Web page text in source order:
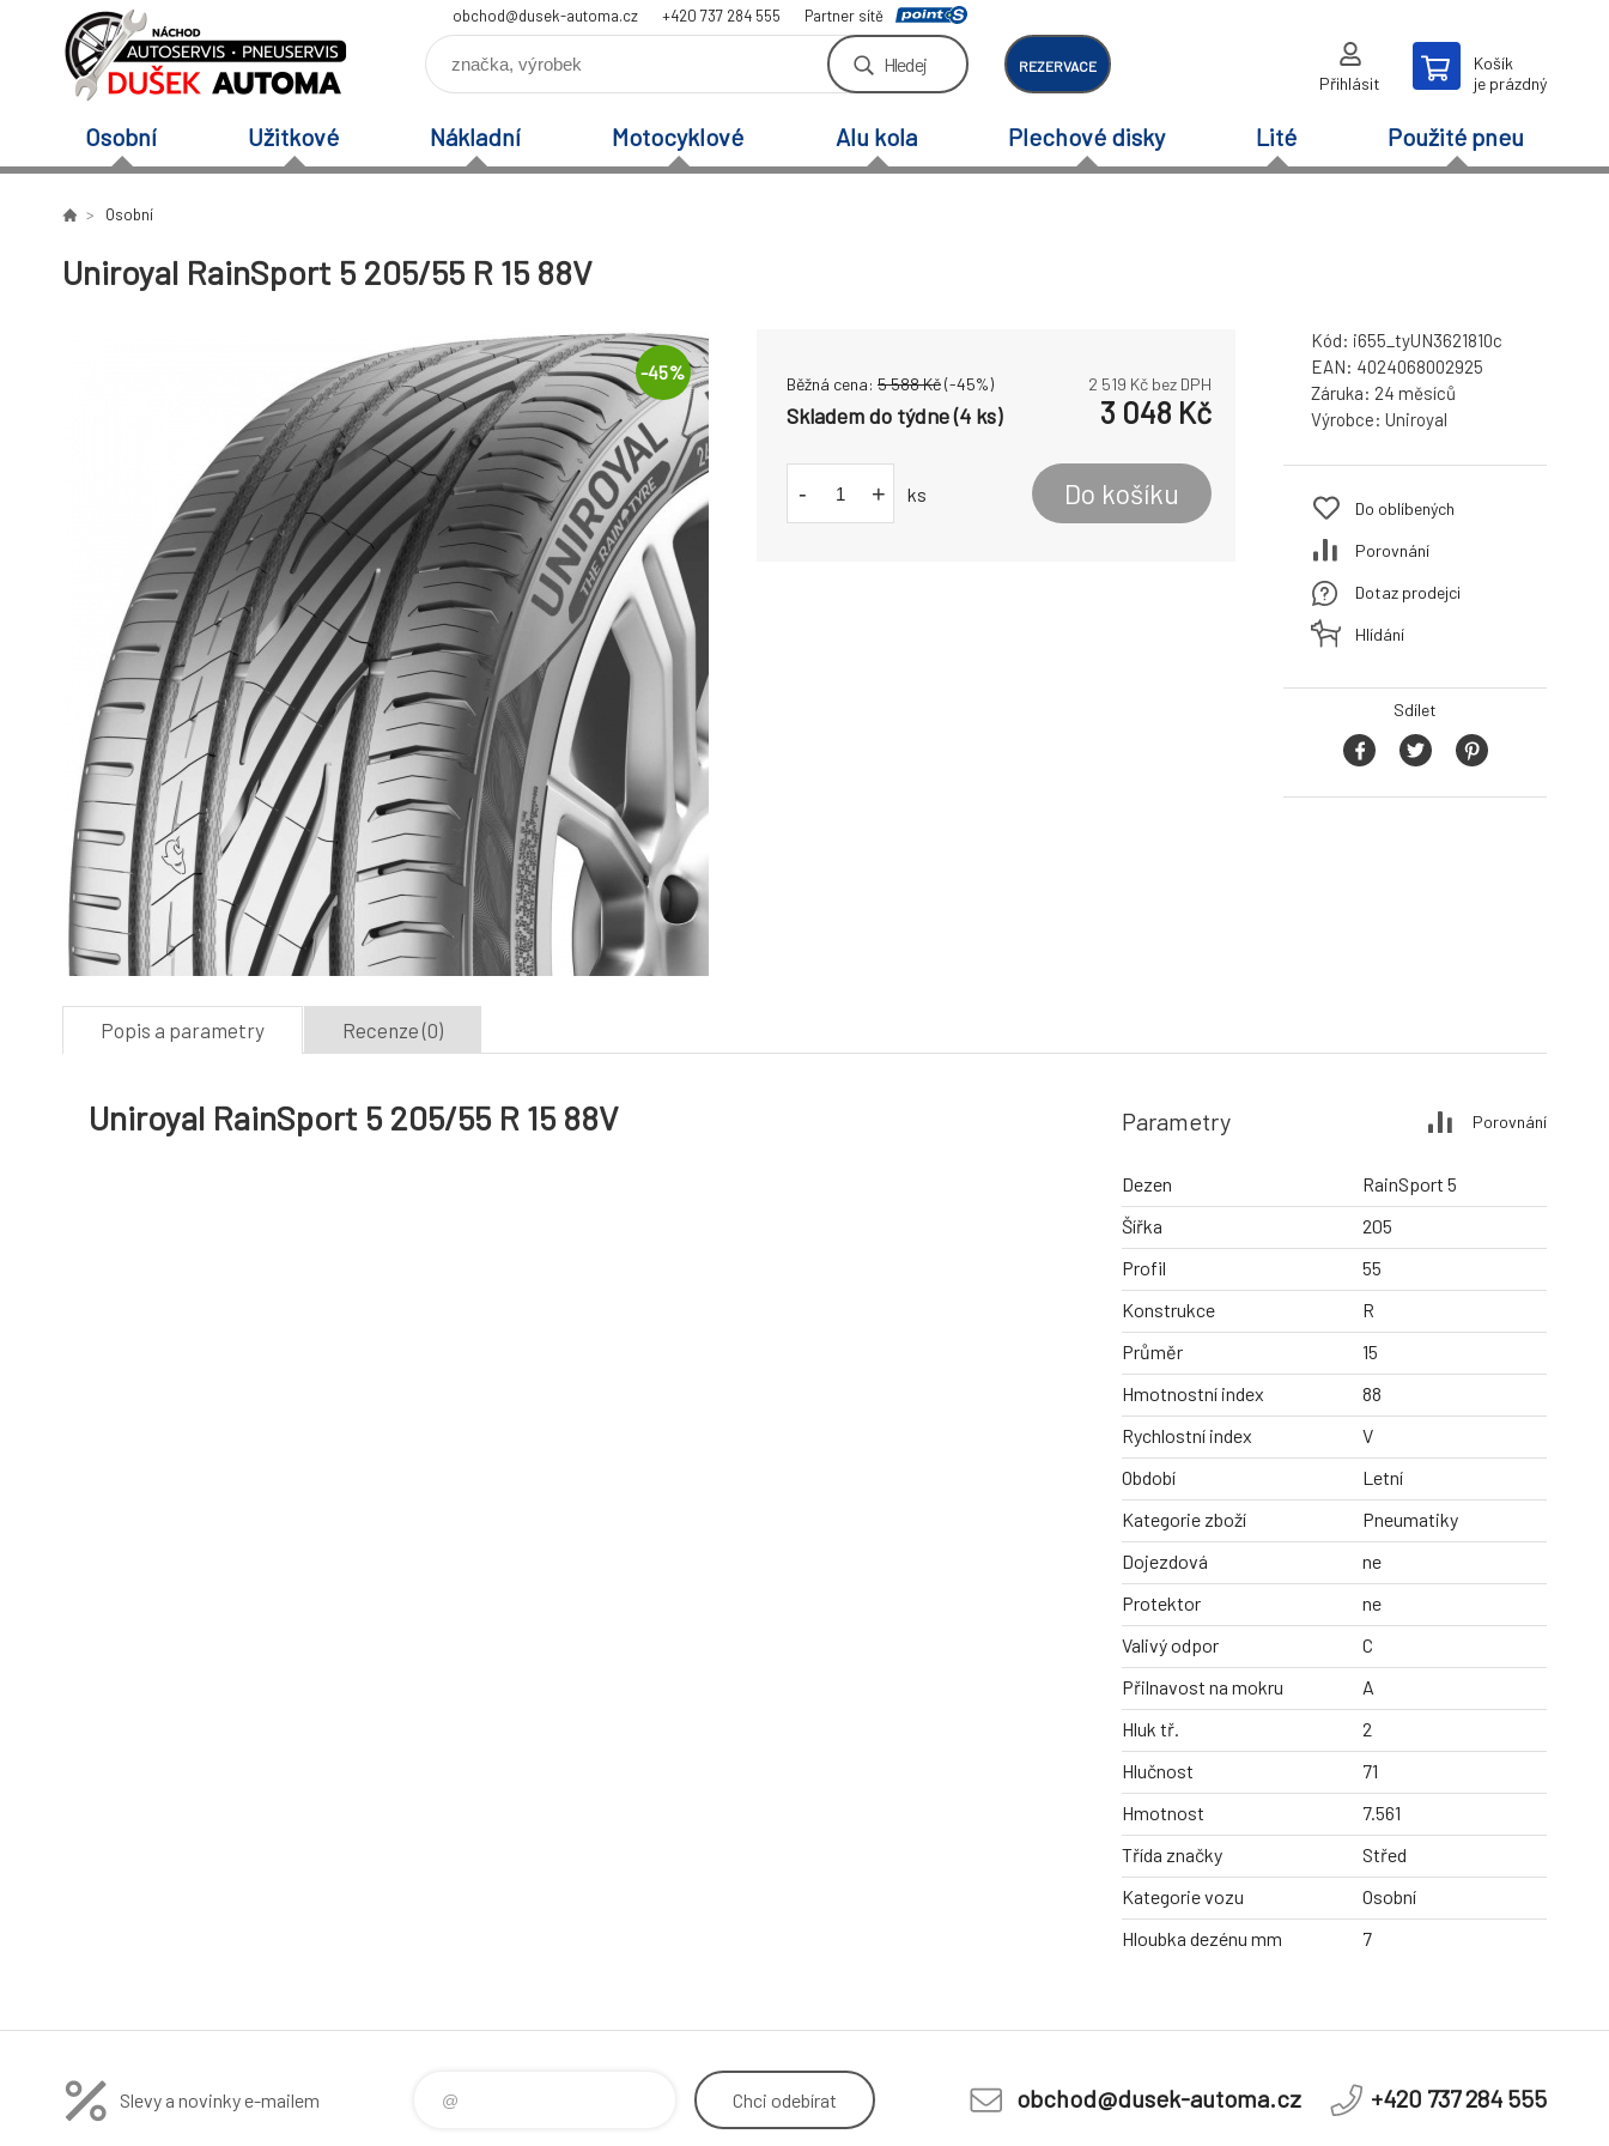
obchod@dusek-automa.cz +420 737 284 555 Partner sítě
Hledej REZERVACE
Přihlásit
Košík
je prázdný
Osobní Užitkové Nákladní Motocyklové Alu kola Plechové disky Lité Použité pneu
Osobní
Uniroyal RainSport 5 205/55 R 15 88V
-45%
Běžná cena: 5 588Kč(-45%) 2 519 Kč bez DPH
Skladem do týdne (4 ks) 3 048 Kč
- + ks Do košíku
Kód: i655_tyUN3621810c
EAN: 4024068002925
Záruka: 24 měsíců
Výrobce: Uniroyal
Do oblíbených
Porovnání
Dotaz prodejci
Hlídání
Sdílet
Popis a parametry Recenze (0)
Uniroyal RainSport 5 205/55 R 15 88V Parametry Porovnání
Dezen
RainSport 5
Šířka
205
Profil
55
Konstrukce
R
Průměr
15
Hmotnostní index
88
Rychlostní index
V
Období
Letní
Kategorie zboží
Pneumatiky
Dojezdová
ne
Protektor
ne
Valivý odpor
C
Přilnavost na mokru
A
Hluk tř.
2
Hlučnost
71
Hmotnost
7.561
Třída značky
Střed
Kategorie vozu
Osobní
Hloubka dezénu mm
7
Slevy a novinky e-mailem Chci odebírat obchod@dusek-automa.cz +420 737 284 555